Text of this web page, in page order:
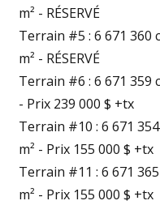
m² - RÉSERVÉ
Terrain #5 : 6 671 360
m² - RÉSERVÉ
Terrain #6 : 6 671 359
- Prix 239 000 $ +tx
Terrain #10 : 6 671
m² - Prix 155 000 $ +tx
Terrain #11 : 6 671
m² - Prix 155 000 $ +tx